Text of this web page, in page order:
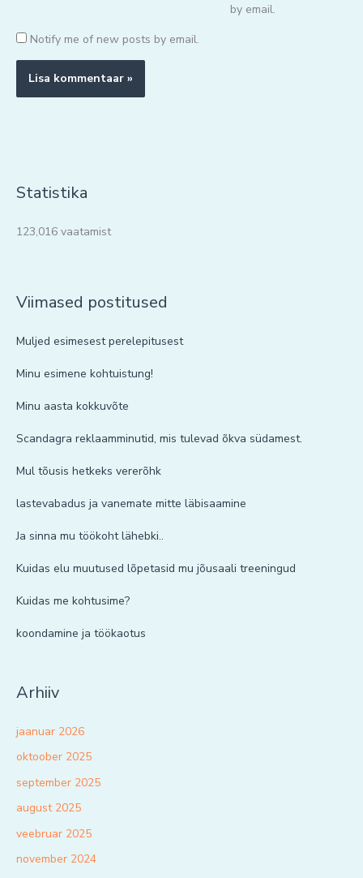
by email.
Notify me of new posts by email.
Statistika
123,016 vaatamist
Viimased postitused
Muljed esimesest perelepitusest
Minu esimene kohtuistung!
Minu aasta kokkuvõte
Scandagra reklaamminutid, mis tulevad õkva südamest.
Mul tõusis hetkeks vererõhk
lastevabadus ja vanemate mitte läbisaamine
Ja sinna mu töökoht lähebki..
Kuidas elu muutused lõpetasid mu jõusaali treeningud
Kuidas me kohtusime?
koondamine ja töökaotus
Arhiiv
jaanuar 2026
oktoober 2025
september 2025
august 2025
veebruar 2025
november 2024